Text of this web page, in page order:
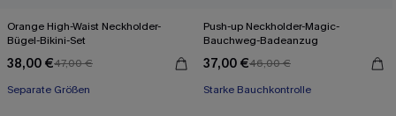
Orange High-Waist Neckholder-
Bügel-Bikini-Set
38,00 €47,00 €
Separate Größen
Push-up Neckholder-Magic-
Bauchweg-Badeanzug
37,00 €46,00 €
Starke Bauchkontrolle